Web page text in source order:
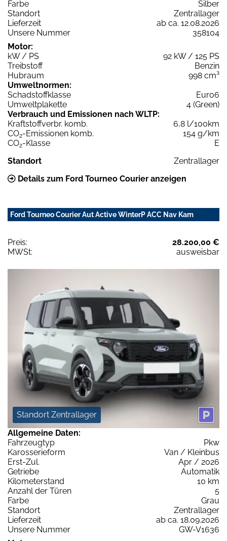
Farbe
Silber
Standort
Zentrallager
Lieferzeit
ab ca. 12.08.2026
Unsere Nummer
358104
Motor:
kW / PS
92 kW / 125 PS
Treibstoff
Benzin
Hubraum
998 cm³
Umweltnormen:
Schadstoffklasse
Euro6
Umweltplakette
4 (Green)
Verbrauch und Emissionen nach WLTP:
Kraftstoffverbr. komb.
6,8 l/100km
CO2-Emissionen komb.
154 g/km
CO2-Klasse
E
Standort
Zentrallager
Details zum Ford Tourneo Courier anzeigen
Ford Tourneo Courier Aut Active WinterP ACC Nav Kam
Preis:
28.200,00 €
MWSt:
ausweisbar
Standort Zentrallager
Allgemeine Daten:
Fahrzeugtyp
Pkw
Karosserieform
Van / Kleinbus
Erst-Zul.
Apr / 2026
Getriebe
Automatik
Kilometerstand
10 km
Anzahl der Türen
5
Farbe
Grau
Standort
Zentrallager
Lieferzeit
ab ca. 18.09.2026
Unsere Nummer
GW-V1636